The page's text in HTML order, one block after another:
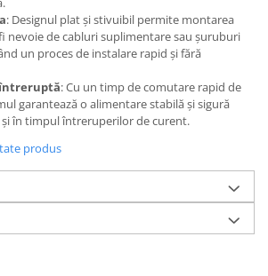
: Designul plat și stivuibil permite montarea
nevoie de cabluri suplimentare sau șuruburi
un proces de instalare rapid și fără
: Cu un timp de comutare rapid de
garantează o alimentare stabilă și sigură
și în timpul întreruperilor de curent.
produs